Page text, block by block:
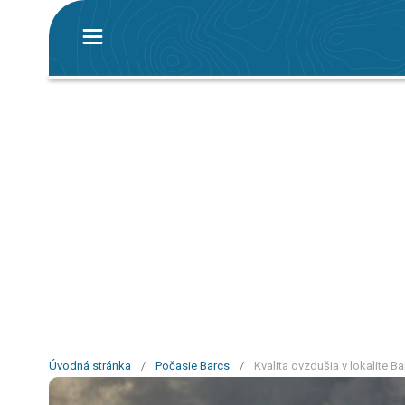
Úvodná stránka / Počasie Barcs / Kvalita ovzdušia v lokalite